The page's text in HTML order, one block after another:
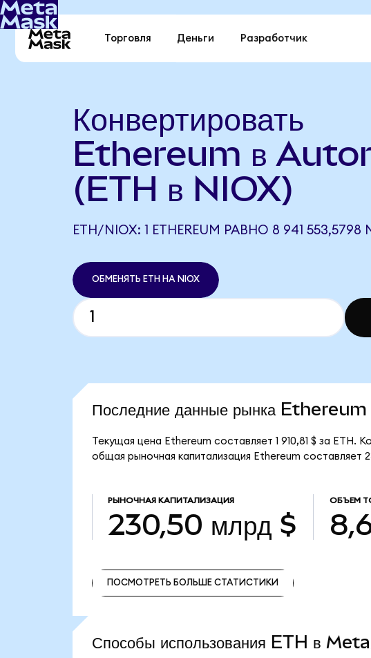
Торговля Деньги Разработчик
Конвертировать
Ethereum в
(ETH в NIOX)
ETH/NIOX: 1 ETHEREUM РАВНО 8 941 553,5798
ОБМЕНЯТЬ ETH НА NIOX
Последние данные рынка Ethereum
Текущая цена Ethereum составляет 1 910,81 $ за ETH.
общая рыночная капитализация Ethereum составляет
РЫНОЧНАЯ КАПИТАЛИЗАЦИЯ
230,50 млрд $
ОБЪЕМ
ПОСМОТРЕТЬ БОЛЬШЕ СТАТИСТИКИ
Способы использования ETH в